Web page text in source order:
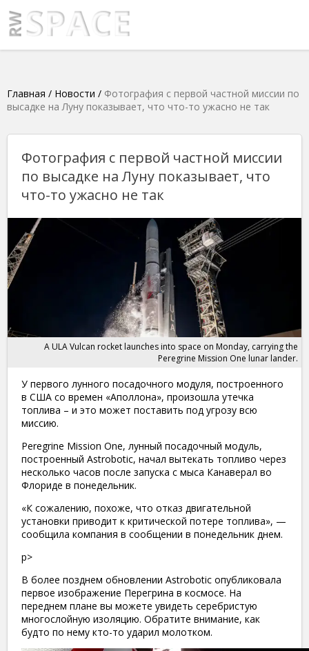
Главная / Новости / Фотография с первой частной миссии по
высадке на Луну показывает, что что-то ужасно не так
Фотография с первой частной миссии
по высадке на Луну показывает, что
что-то ужасно не так
A ULA Vulcan rocket launches into space on Monday, carrying the
Peregrine Mission One lunar lander.
У первого лунного посадочного модуля, построенного
в США со времен «Аполлона», произошла утечка
топлива – и это может поставить под угрозу всю
миссию.
Peregrine Mission One, лунный посадочный модуль,
построенный Astrobotic, начал вытекать топливо через
несколько часов после запуска с мыса Канаверал во
Флориде в понедельник.
«К сожалению, похоже, что отказ двигательной
установки приводит к критической потере топлива», —
сообщила компания в сообщении в понедельник днем.
p>
В более позднем обновлении Astrobotic опубликовала
первое изображение Перегрина в космосе. На
переднем плане вы можете увидеть серебристую
многослойную изоляцию. Обратите внимание, как
будто по нему кто-то ударил молотком.